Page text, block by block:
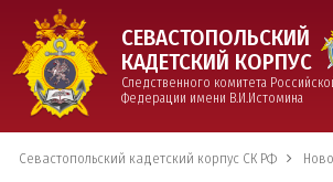
СЕВАСТОПОЛЬСКИЙ
КАДЕТСКИЙ КОРПУС
Следственного комитета
Федерации имени В.И.Истомина
Севастопольский кадетский корпус СК РФ